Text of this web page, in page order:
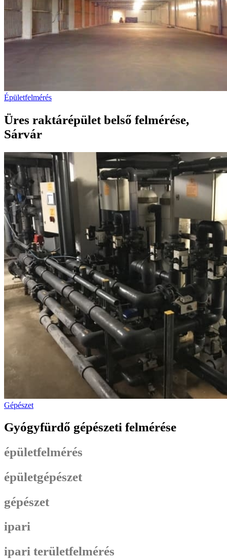
Épületfelmérés
Üres raktárépület belső felmérése,
Sárvár
Gépészet
Gyógyfürdő gépészeti felmérése
épületfelmérés
épületgépészet
gépészet
ipari
ipari területfelmérés